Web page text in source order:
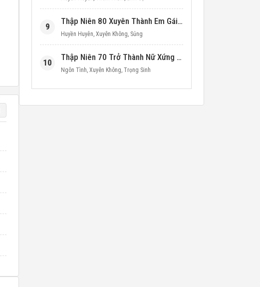
9
Thập Niên 80 Xuyên Thành Em Gái Học Bá
Huyền Huyễn, Xuyên Không, Sủng
10
Thập Niên 70 Trở Thành Nữ Xứng Nuôi Con Làm Giàu
Ngôn Tình, Xuyên Không, Trọng Sinh